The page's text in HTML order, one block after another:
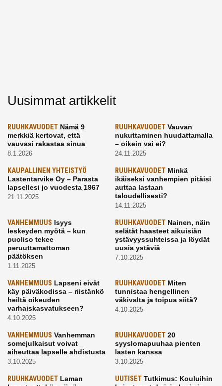
Uusimmat artikkelit
RUUHKAVUODET Nämä 9
merkkiä kertovat, että
vauvasi rakastaa sinua
8.1.2026
RUUHKAVUODETVauvan
nukuttaminen huudattamalla
– oikein vai ei?
24.11.2025
KAUPALLINEN YHTEISTYÖ
Lastentarvike Oy – Parasta
lapsellesi jo vuodesta 1967
21.11.2025
RUUHKAVUODETMinkä
ikäiseksi vanhempien pitäisi
auttaa lastaan
taloudellisesti?
14.11.2025
VANHEMMUUS Isyys
leskeyden myötä – kun
puoliso tekee
peruuttamattoman
päätöksen
1.11.2025
RUUHKAVUODETNainen, näin
selätät haasteet aikuisiän
ystävyyssuhteissa ja löydät
uusia ystäviä
7.10.2025
VANHEMMUUS Lapseni eivät
käy päiväkodissa – riistänkö
heiltä oikeuden
varhaiskasvatukseen?
4.10.2025
RUUHKAVUODETMiten
tunnistaa hengellinen
väkivalta ja toipua siitä?
4.10.2025
VANHEMMUUS Vanhemman
somejulkaisut voivat
aiheuttaa lapselle ahdistusta
3.10.2025
RUUHKAVUODET20
syyslomapuuhaa pienten
lasten kanssa
3.10.2025
RUUHKAVUODET Laman
UUTISETTutkimus: Kouluihin